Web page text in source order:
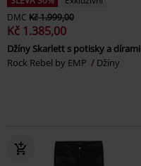
DMC Kč 1.999,00
Kč 1.385,00
Džíny Skarlett s potisky a dírami
Rock Rebel by EMP
Džíny